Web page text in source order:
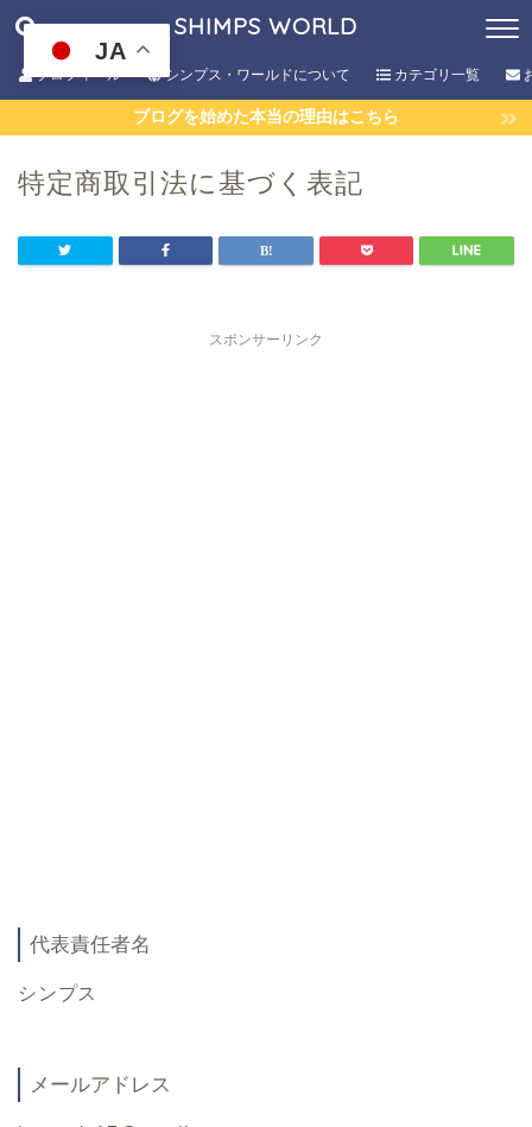
SHIMPS WORLD
プロフィール シンプス・ワールドについて カテゴリ一覧
ブログを始めた本当の理由はこちら
特定商取引法に基づく表記
スポンサーリンク
代表責任者名
シンプス
メールアドレス
JA